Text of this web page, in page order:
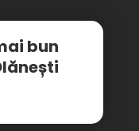
bun